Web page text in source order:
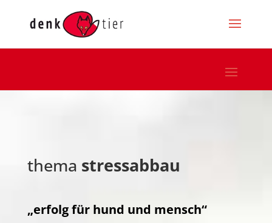
thema stressabbau
„erfolg für hund und mensch“